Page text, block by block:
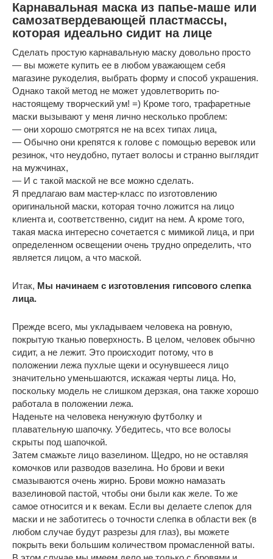
Карнавальная маска из папье-маше или
самозатвердевающей пластмассы,
которая идеально сидит на лице
Сделать простую карнавальную маску довольно просто
— вы можете купить ее в любом уважающем себя
магазине рукоделия, выбрать форму и способ украшения.
Однако такой метод не может удовлетворить по-
настоящему творческий ум! =) Кроме того, трафаретные
маски вызывают у меня лично несколько проблем:
— они хорошо смотрятся не на всех типах лица,
— Обычно они крепятся к голове с помощью веревок или
резинок, что неудобно, путает волосы и странно выглядит
на мужчинах,
— И с такой маской не все можно сделать.
Я предлагаю вам мастер-класс по изготовлению
оригинальной маски, которая точно ложится на лицо
клиента и, соответственно, сидит на нем. А кроме того,
такая маска интересно сочетается с мимикой лица, и при
определенном освещении очень трудно определить, что
является лицом, а что маской.
Итак, Мы начинаем с изготовления гипсового слепка
лица.
Прежде всего, мы укладываем человека на ровную,
покрытую тканью поверхность. В целом, человек обычно
сидит, а не лежит. Это происходит потому, что в
положении лежа пухлые щеки и осунувшееся лицо
значительно уменьшаются, искажая черты лица. Но,
поскольку модель не слишком дерзкая, она также хорошо
работала в положении лежа.
Наденьте на человека ненужную футболку и
плавательную шапочку. Убедитесь, что все волосы
скрыты под шапочкой.
Затем смажьте лицо вазелином. Щедро, но не оставляя
комочков или разводов вазелина. Но брови и веки
смазываются очень жирно. Брови можно намазать
вазелиновой пастой, чтобы они были как желе. То же
самое относится и к векам. Если вы делаете слепок для
маски и не заботитесь о точности слепка в области век (в
любом случае будут разрезы для глаз), вы можете
покрыть веки большим количеством промасленной ваты.